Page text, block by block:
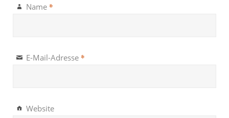
Name *
E-Mail-Adresse *
Website